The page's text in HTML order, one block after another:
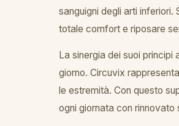
sanguigni degli arti
totale comfort e riposare
La sinergia dei suoi
giorno. Circuvix
le estremità. Con questo
ogni giornata con rinnovato